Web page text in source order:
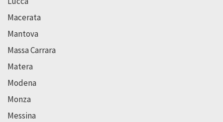
Macerata
Mantova
Massa Carrara
Matera
Modena
Monza
Messina